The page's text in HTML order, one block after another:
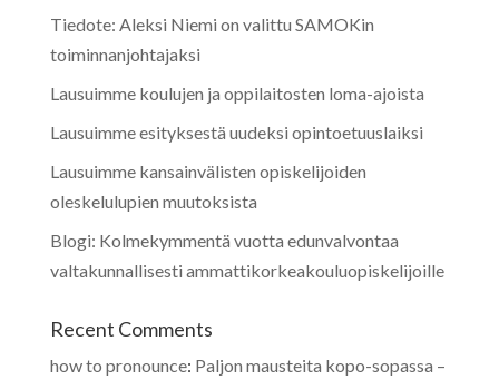
Tiedote: Aleksi Niemi on valittu SAMOKin
toiminnanjohtajaksi
Lausuimme koulujen ja oppilaitosten loma-ajoista
Lausuimme esityksestä uudeksi opintoetuuslaiksi
Lausuimme kansainvälisten opiskelijoiden
oleskelulupien muutoksista
Blogi: Kolmekymmentä vuotta edunvalvontaa
valtakunnallisesti ammattikorkeakouluopiskelijoille
Recent Comments
how to pronounce: Paljon mausteita kopo-sopassa –